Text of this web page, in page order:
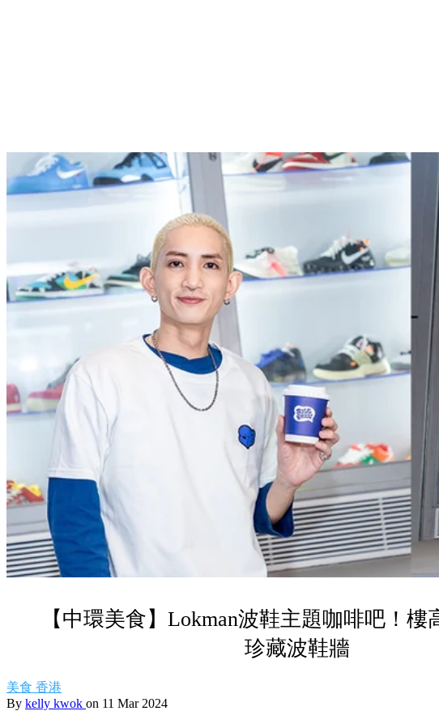
【中環美食】Lokman波鞋主題咖啡吧！樓
珍藏波鞋牆
美食 香港
By kelly kwok on 11 Mar 2024